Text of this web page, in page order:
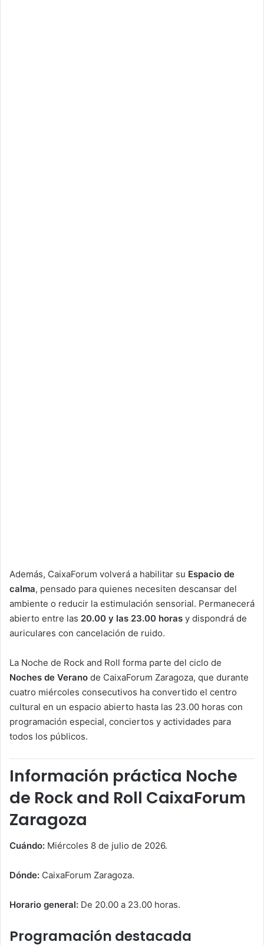
Además, CaixaForum volverá a habilitar su Espacio de
calma, pensado para quienes necesiten descansar del
ambiente o reducir la estimulación sensorial. Permanecerá
abierto entre las 20.00 y las 23.00 horas y dispondrá de
auriculares con cancelación de ruido.
La Noche de Rock and Roll forma parte del ciclo de
Noches de Verano de CaixaForum Zaragoza, que durante
cuatro miércoles consecutivos ha convertido el centro
cultural en un espacio abierto hasta las 23.00 horas con
programación especial, conciertos y actividades para
todos los públicos.
Información práctica Noche
de Rock and Roll CaixaForum
Zaragoza
Cuándo: Miércoles 8 de julio de 2026.
Dónde: CaixaForum Zaragoza.
Horario general: De 20.00 a 23.00 horas.
Programación destacada